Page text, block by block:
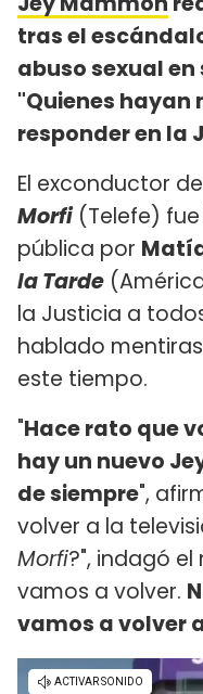
tras el
abuso sexual
"Quienes
responder en la
El exconductor de
Morfi(Telefe)
pública por
la Tarde
la Justicia a
hablado
este tiempo.
"Hace rato que
hay un nuevo
de siempre",
volver a la
Morfi?", indagó
vamos a volver.
vamos a volver